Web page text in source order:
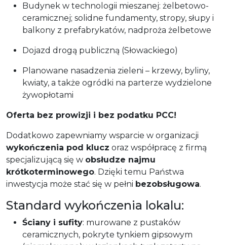
Budynek w technologii mieszanej: żelbetowo-
ceramicznej; solidne fundamenty, stropy, słupy i
balkony z prefabrykatów, nadproża żelbetowe
Dojazd drogą publiczną (Słowackiego)
Planowane nasadzenia zieleni – krzewy, byliny,
kwiaty, a także ogródki na parterze wydzielone
żywopłotami
Oferta bez prowizji i bez podatku PCC!
Dodatkowo zapewniamy wsparcie w organizacji
wykończenia pod klucz oraz współpracę z firmą
specjalizującą się w obsłudze najmu
krótkoterminowego. Dzięki temu Państwa
inwestycja może stać się w pełni bezobsługowa.
Standard wykończenia lokalu:
Ściany i sufity: murowane z pustaków
ceramicznych, pokryte tynkiem gipsowym